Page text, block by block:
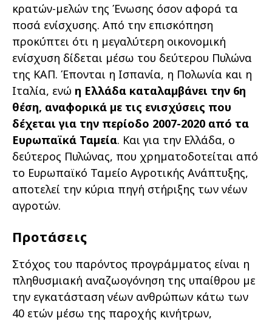
κρατών-µελών της Ένωσης όσον αφορά τα
ποσά ενίσχυσης. Από την επισκόπηση
προκύπτει ότι η µεγαλύτερη οικονοµική
ενίσχυση δίδεται µέσω του δεύτερου Πυλώνα
της ΚΑΠ. Έπονται η Ισπανία, η Πολωνία και η
Ιταλία, ενώ η Ελλάδα καταλαµβάνει την 6η
θέση, αναφορικά µε τις ενισχύσεις που
δέχεται για την περίοδο 2007-2020 από τα
Ευρωπαϊκά Ταµεία. Και για την Ελλάδα, ο
δεύτερος Πυλώνας, που χρηµατοδοτείται από
το Ευρωπαϊκό Ταµείο Αγροτικής Ανάπτυξης,
αποτελεί την κύρια πηγή στήριξης των νέων
αγροτών.
Προτάσεις
Στόχος του παρόντος προγράµµατος είναι η
πληθυσµιακή αναζωογόνηση της υπαίθρου µε
την εγκατάσταση νέων ανθρώπων κάτω των
40 ετών µέσω της παροχής κινήτρων,